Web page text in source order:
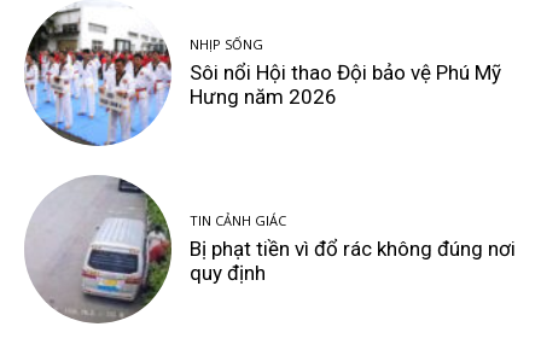
NHỊP SỐNG
Sôi nổi Hội thao Đội bảo vệ Phú Mỹ
Hưng năm 2026
TIN CẢNH GIÁC
Bị phạt tiền vì đổ rác không đúng nơi
quy định